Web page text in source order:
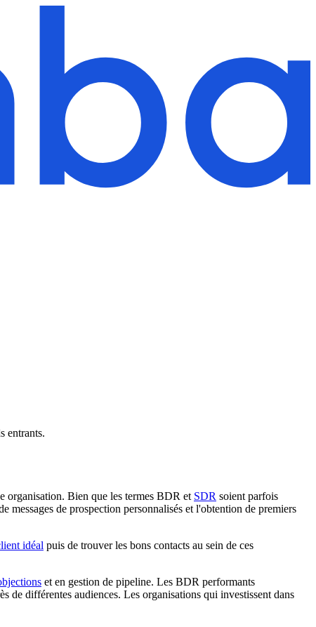
entrants.
organisation. Bien que les termes BDR et SDR soient parfois
messages de prospection personnalisés et l'obtention de premiers
idéal puis de trouver les bons contacts au sein de ces
et en gestion de pipeline. Les BDR performants
de différentes audiences. Les organisations qui investissent dans